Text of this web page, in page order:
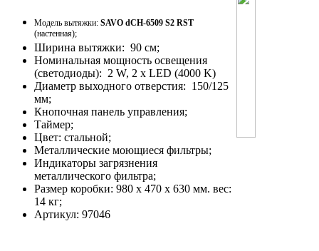
Модель вытяжки: SAVO dCH-6509 S2 RST
(настенная);
Ширина вытяжки: 90 см;
Номинальная мощность освещения
(светодиоды): 2 W, 2 x LED (4000 K)
Диаметр выходного отверстия: 150/125
мм;
Кнопочная панель управления;
Таймер;
Цвет: стальной;
Металлические моющиeся фильтры;
Индикаторы загрязнения
металлического фильтра;
Размер коробки: 980 x 470 x 630 мм. вес:
14 кг;
Артикул: 97046